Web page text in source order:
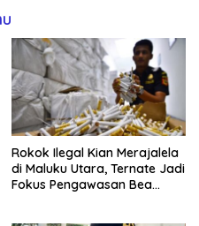
Rokok Ilegal Kian Merajalela
di Maluku Utara, Ternate Jadi
Fokus Pengawasan Bea